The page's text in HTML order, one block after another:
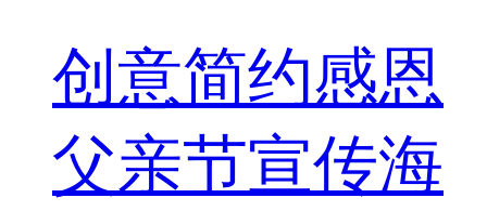
创意简约感恩
父亲节宣传海